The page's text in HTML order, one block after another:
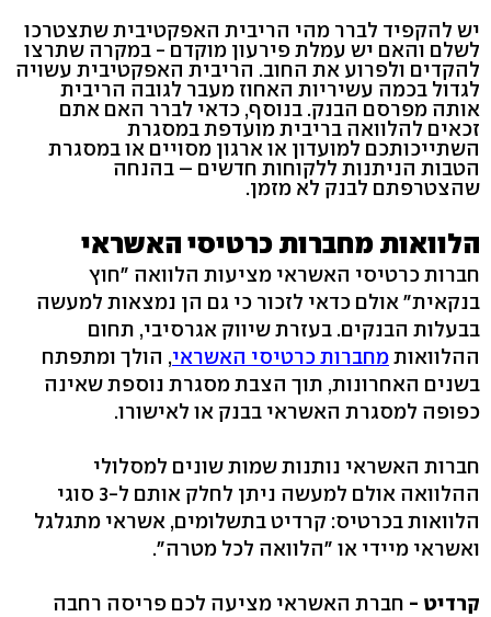
יש להקפיד לברר מהי הריבית האפקטיבית שתצטרכו
לשלם והאם יש עמלת פירעון מוקדם - במקרה שתרצו
להקדים ולפרוע את החוב. הריבית האפקטיבית עשויה
לגדול בכמה עשיריות האחוז מעבר לגובה הריבית
אותה מפרסם הבנק. בנוסף, כדאי לברר האם אתם
זכאים להלוואה בריבית מועדפת במסגרת
השתייכותכם למועדון או ארגון מסויים או במסגרת
הטבות הניתנות ללקוחות חדשים – בהנחה
שהצטרפתם לבנק לא מזמן.
הלוואות מחברות כרטיסי האשראי
חברות כרטיסי האשראי מציעות הלוואה "חוץ
בנקאית" אולם כדאי לזכור כי גם הן נמצאות למעשה
בבעלות הבנקים. בעזרת שיווק אגרסיבי, תחום
ההלוואותמחברות כרטיסי האשראי, הולך ומתפתח
בשנים האחרונות, תוך הצבת מסגרת נוספת שאינה
כפופה למסגרת האשראי בבנק או לאישורו.
חברות האשראי נותנות שמות שונים למסלולי
ההלוואה אולם למעשה ניתן לחלק אותם ל-3 סוגי
הלוואות בכרטיס: קרדיט בתשלומים, אשראי מתגלגל
ואשראי מיידי או "הלוואה לכל מטרה".
קרדיט - חברת האשראי מציעה לכם פריסה רחבה